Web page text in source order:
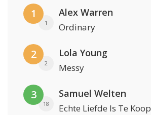
1
1
Alex Warren
Ordinary
2
2
Lola Young
Messy
3
18
Samuel Welten
Echte Liefde Is Te Koop